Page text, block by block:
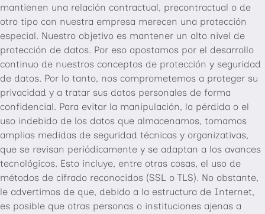
mantienen una relación contractual, precontractual o de
otro tipo con nuestra empresa merecen una protección
especial. Nuestro objetivo es mantener un alto nivel de
protección de datos. Por eso apostamos por el desarrollo
continuo de nuestros conceptos de protección y seguridad
de datos. Por lo tanto, nos comprometemos a proteger su
privacidad y a tratar sus datos personales de forma
confidencial. Para evitar la manipulación, la pérdida o el
uso indebido de los datos que almacenamos, tomamos
amplias medidas de seguridad técnicas y organizativas,
que se revisan periódicamente y se adaptan a los avances
tecnológicos. Esto incluye, entre otras cosas, el uso de
métodos de cifrado reconocidos (SSL o TLS). No obstante,
le advertimos de que, debido a la estructura de Internet,
es posible que otras personas o instituciones ajenas a